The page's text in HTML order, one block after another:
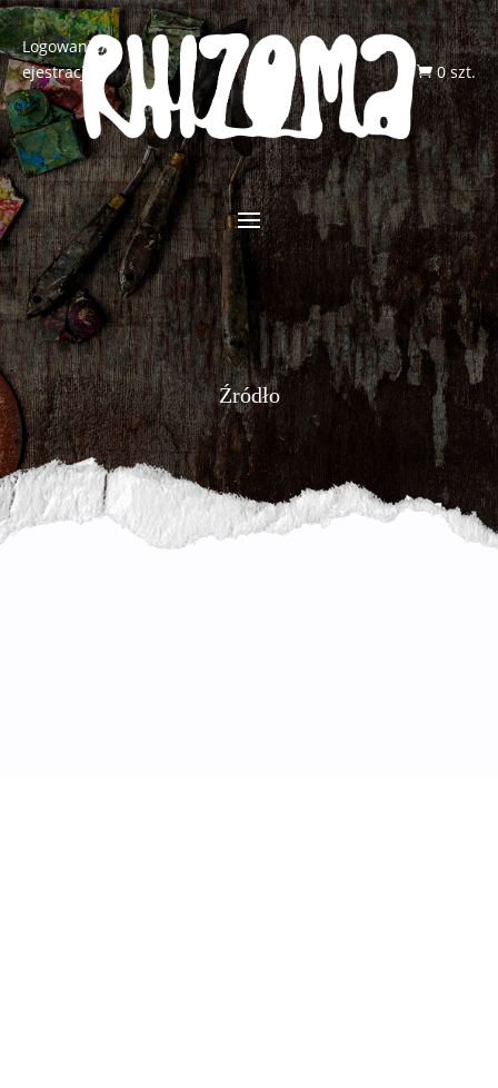
Logowanie/R
ejestracja
 0 szt.
Źródło